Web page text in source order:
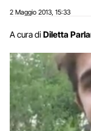
2 Maggio 2013 15:33
A cura di Diletta